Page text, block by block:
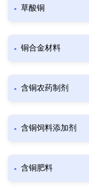
草酸铜
铜合金材料
含铜农药制剂
含铜饲料添加剂
含铜肥料